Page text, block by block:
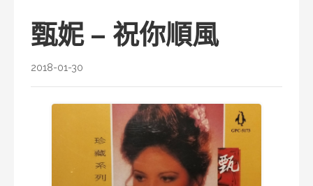
甄妮 – 祝你順風
2018-01-30